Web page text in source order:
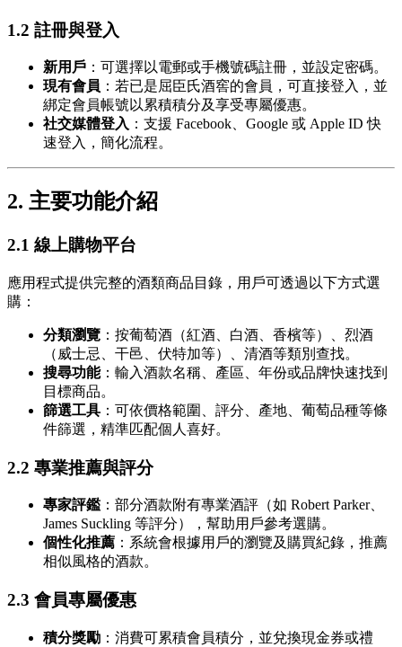
1.2 註冊與登入
新用戶 ：可選擇以電郵或手機號碼註冊，並設定密碼。
現有會員 ：若已是屈臣氏酒窖的會員，可直接登入，並
綁定會員帳號以累積積分及享受專屬優惠。
社交媒體登入 ：支援 Facebook、Google 或 Apple ID 快
速登入，簡化流程。
2. 主要功能介紹
2.1 線上購物平台
應用程式提供完整的酒類商品目錄，用戶可透過以下方式選
購：
分類瀏覽 ：按葡萄酒（紅酒、白酒、香檳等）、烈酒
（威士忌、干邑、伏特加等）、清酒等類別查找。
搜尋功能：輸入酒款名稱、產區、年份或品牌快速找到
目標商品。
篩選工具 ：可依價格範圍、評分、產地、葡萄品種等條
件篩選，精準匹配個人喜好。
2.2 專業推薦與評分
專家評鑑 ：部分酒款附有專業酒評（如 Robert Parker、
James Suckling 等評分），幫助用戶參考選購。
個性化推薦 ：系統會根據用戶的瀏覽及購買紀錄，推薦
相似風格的酒款。
2.3 會員專屬優惠
積分獎勵 ：消費可累積會員積分，並兌換現金券或禮